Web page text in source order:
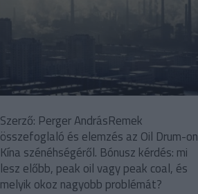
Szerző: Perger AndrásRemek
összefoglaló és elemzés az Oil Drum-on
Kína szénéhségéről. Bónusz kérdés: mi
lesz előbb, peak oil vagy peak coal, és
melyik okoz nagyobb problémát?